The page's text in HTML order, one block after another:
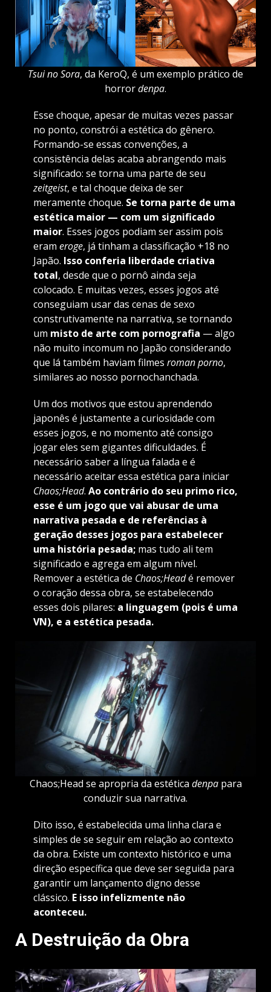
Tsui no Sora, da KeroQ, é um exemplo prático de
horrordenpa.
Esse choque, apesar de muitas vezes passar
no ponto, constrói a estética do gênero.
Formando-se essas convenções, a
consistência delas acaba abrangendo mais
significado: se torna uma parte de seu
zeitgeist, e tal choque deixa de ser
meramente choque. Se torna parte de uma
estética maior — com um significado
maior. Esses jogos podiam ser assim pois
eram eroge, já tinham a classificação +18 no
Japão. Isso conferia liberdade criativa
total, desde que o pornô ainda seja
colocado. E muitas vezes, esses jogos até
conseguiam usar das cenas de sexo
construtivamente na narrativa, se tornando
um misto de arte com pornografia — algo
não muito incomum no Japão considerando
que lá também haviam filmes roman porno,
similares ao nosso pornochanchada.
Um dos motivos que estou aprendendo
japonês é justamente a curiosidade com
esses jogos, e no momento até consigo
jogar eles sem gigantes dificuldades. É
necessário saber a língua falada e é
necessário aceitar essa estética para iniciar
Chaos;Head. Ao contrário do seu primo rico,
esse é um jogo que vai abusar de uma
narrativa pesada e de referências à
geração desses jogos para estabelecer
uma história pesada; mas tudo ali tem
significado e agrega em algum nível.
Remover a estética de Chaos;Headé remover
o coração dessa obra, se estabelecendo
esses dois pilares: a linguagem (pois é uma
VN), e a estética pesada.
Chaos;Head se apropria da estética denpa para
conduzir sua narrativa.
Dito isso, é estabelecida uma linha clara e
simples de se seguir em relação ao contexto
da obra. Existe um contexto histórico e uma
direção específica que deve ser seguida para
garantir um lançamento digno desse
clássico. E isso infelizmente não
aconteceu.
A Destruição da Obra